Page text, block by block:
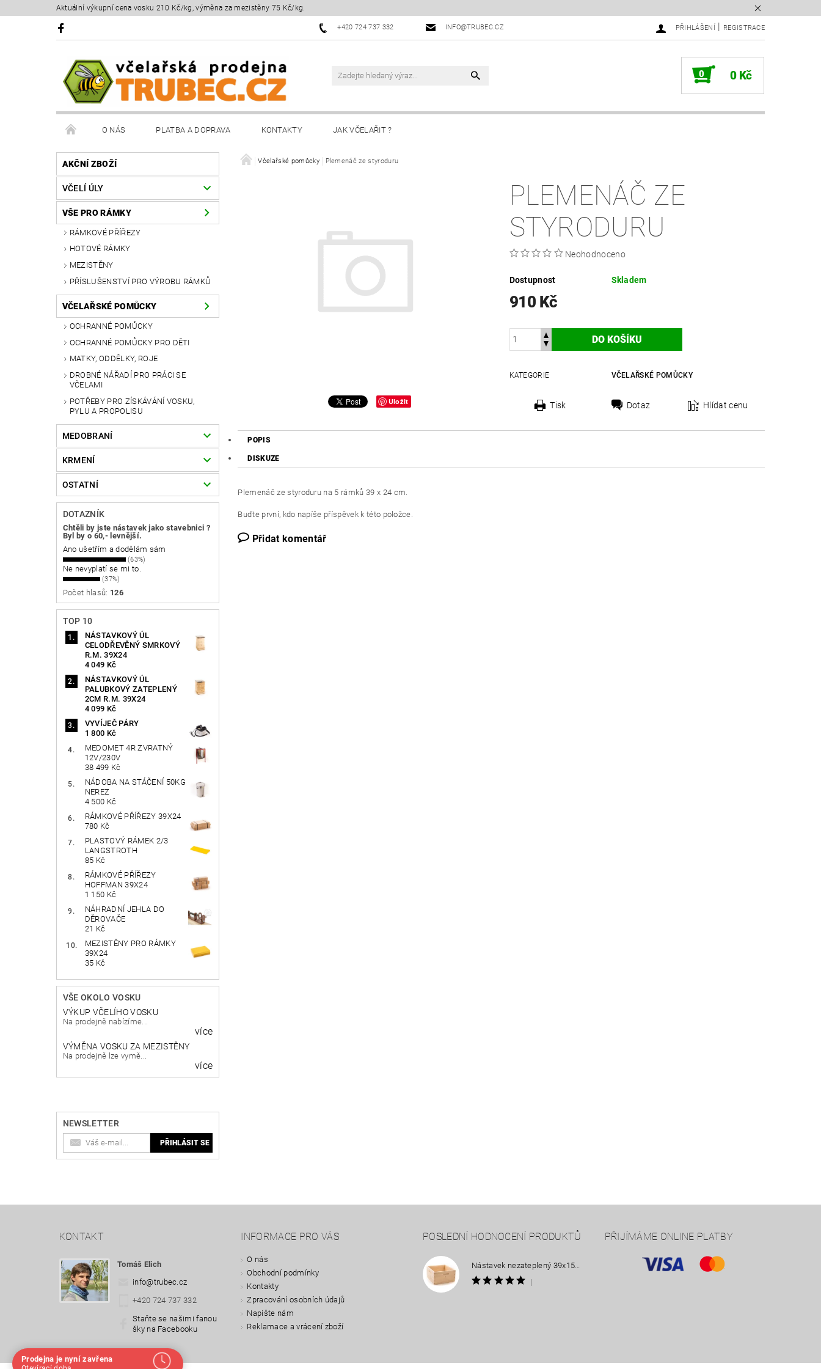
Aktuální výkupní cena vosku 210 Kč/kg, výměna za mezistěny 75 Kč/kg.
+420 724 737 332 INFO@TRUBEC.CZ PŘIHLÁŠENÍ REGISTRACE
0 0 Kč
O NÁS PLATBA A DOPRAVA KONTAKTY JAK VČELAŘIT ?
AKČNÍ ZBOŽÍ
VČELÍ ÚLY
VŠE PRO RÁMKY
RÁMKOVÉ PŘÍŘEZY
HOTOVÉ RÁMKY
MEZISTĚNY
PŘÍSLUŠENSTVÍ PRO VÝROBU RÁMKŮ
VČELAŘSKÉ POMŮCKY
OCHRANNÉ POMŮCKY
OCHRANNÉ POMŮCKY PRO DĚTI
MATKY, ODDĚLKY, ROJE
DROBNÉ NÁŘADÍ PRO PRÁCI SE
VČELAMI
POTŘEBY PRO ZÍSKÁVÁNÍ VOSKU,
PYLU A PROPOLISU
MEDOBRANÍ
KRMENÍ
OSTATNÍ
DOTAZNÍK
Chtěli by jste nástavek jako stavebnici ?
Byl by o 60,- levnější.
Ano ušetřím a dodělám sám
(63%)
Ne nevyplatí se mi to.
(37%)
Počet hlasů: 126
TOP 10
NÁSTAVKOVÝ ÚL
CELODŘEVĚNÝ SMRKOVÝ
R.M. 39X24
4 049 Kč
NÁSTAVKOVÝ ÚL
PALUBKOVÝ ZATEPLENÝ
2CM R.M. 39X24
4 099 Kč
VYVÍJEČ PÁRY
1 800 Kč
MEDOMET 4R ZVRATNÝ
12V/230V
38 499 Kč
NÁDOBA NA STÁČENÍ 50KG
NEREZ
4 500 Kč
RÁMKOVÉ PŘÍŘEZY 39X24
780 Kč
PLASTOVÝ RÁMEK 2/3
LANGSTROTH
85 Kč
RÁMKOVÉ PŘÍŘEZY
HOFFMAN 39X24
1 150 Kč
NÁHRADNÍ JEHLA DO
DĚROVAČE
21 Kč
MEZISTĚNY PRO RÁMKY
39X24
35 Kč
VŠE OKOLO VOSKU
VÝKUP VČELÍHO VOSKU
Na prodejně nabízíme...
více
VÝMĚNA VOSKU ZA MEZISTĚNY
Na prodejně lze vymě...
více
NEWSLETTER
Včelařské pomůcky Plemenáč ze styroduru
Uložit
PLEMENÁČ ZE
STYRODURU
Neohodnoceno
Dostupnost Skladem
910 Kč
KATEGORIE VČELAŘSKÉ POMŮCKY
Tisk Dotaz Hlídat cenu
POPIS
DISKUZE
Plemenáč ze styroduru na 5 rámků 39 x 24 cm.
Buďte první, kdo napíše příspěvek k této položce.
Přidat komentář
KONTAKT
Tomáš Elich
info@trubec.cz
+420 724 737 332
Staňte se našimi fanou
šky na Facebooku
INFORMACE PRO VÁS
O nás
Obchodní podmínky
Kontakty
Zpracování osobních údajů
Napište nám
Reklamace a vrácení zboží
POSLEDNÍ HODNOCENÍ PRODUKTŮ
Nástavek nezateplený 39x15 Smrkový
|
PŘIJÍMÁME ONLINE PLATBY
Prodejna je nyní zavřena
Navštivte nás osobně